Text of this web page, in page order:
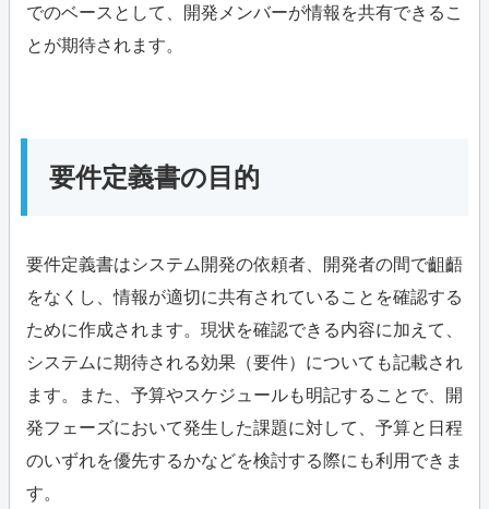
でのベースとして、開発メンバーが情報を共有できるこ
とが期待されます。
要件定義書の目的
要件定義書はシステム開発の依頼者、開発者の間で齟齬
をなくし、情報が適切に共有されていることを確認する
ために作成されます。現状を確認できる内容に加えて、
システムに期待される効果（要件）についても記載され
ます。また、予算やスケジュールも明記することで、開
発フェーズにおいて発生した課題に対して、予算と日程
のいずれを優先するかなどを検討する際にも利用できま
す。